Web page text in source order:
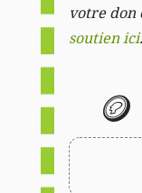
votre don
soutien ici
🪙